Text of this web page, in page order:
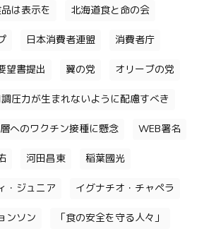
は表示を 北海道食と命の会
日本消費者連盟 消費者庁
望書提出 翼の党 オリーブの党
圧力が生まれないように配慮すべき
へのワクチン接種に懸念 WEB署名
河田昌東 稲葉國光
・ジュニア イグナチオ・チャペラ
ンソン 「食の安全を守る人々」